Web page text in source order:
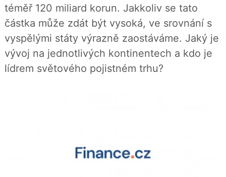
e
ta
a
e
í
téměř 120 miliard korun. Jakkoliv se tato
částka může zdát být vysoká, ve srovnání s
vyspělými státy výrazně zaostáváme. Jaký je
vývoj na jednotlivých kontinentech a kdo je
lídrem světového pojistném trhu?